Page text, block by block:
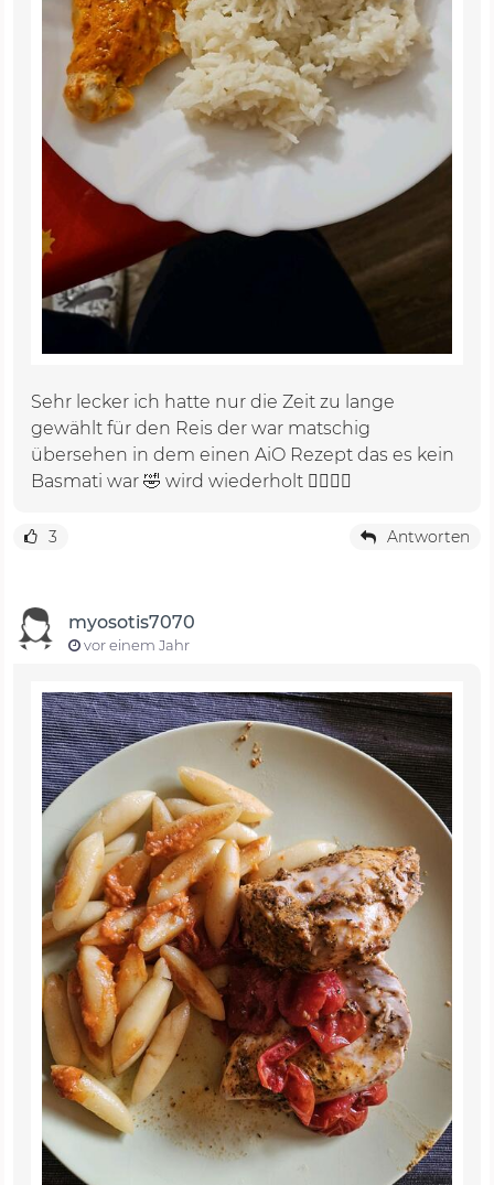
Sehr lecker ich hatte nur die Zeit zu lange
gewählt für den Reis der war matschig
übersehen in dem einen AiO Rezept das es kein
Basmati war 🤣 wird wiederholt 👍🏻👌🏻
3 Antworten
myosotis7070
vor einem Jahr